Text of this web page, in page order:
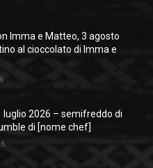
Imma e Matteo, 3 agosto
al cioccolato di Imma e
luglio 2026 – semifreddo di
di [nome chef]